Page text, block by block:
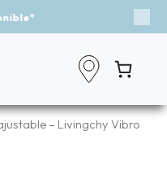
vent de fraîcheur
– Livingchy Vibro